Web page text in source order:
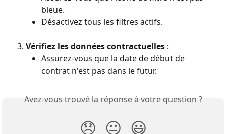
bleue.
Désactivez tous les filtres actifs.
Vérifiez les données contractuelles :
Assurez-vous que la date de début de
contrat n'est pas dans le futur.
Avez-vous trouvé la réponse à votre question ?
😞 😐 😃